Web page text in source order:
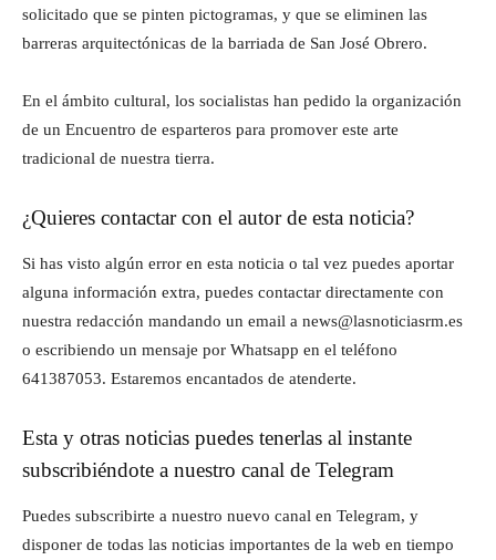
solicitado que se pinten pictogramas, y que se eliminen las
barreras arquitectónicas de la barriada de San José Obrero.
En el ámbito cultural, los socialistas han pedido la organización
de un Encuentro de esparteros para promover este arte
tradicional de nuestra tierra.
¿Quieres contactar con el autor de esta noticia?
Si has visto algún error en esta noticia o tal vez puedes aportar
alguna información extra, puedes contactar directamente con
nuestra redacción mandando un email a news@lasnoticiasrm.es
o escribiendo un mensaje por Whatsapp en el teléfono
641387053. Estaremos encantados de atenderte.
Esta y otras noticias puedes tenerlas al instante
subscribiéndote a nuestro canal de Telegram
Puedes subscribirte a nuestro nuevo canal en Telegram, y
disponer de todas las noticias importantes de la web en tiempo